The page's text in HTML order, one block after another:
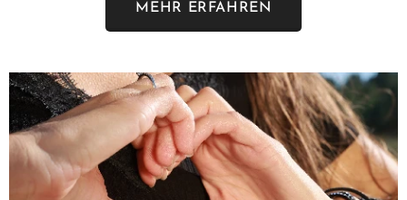
MEHR ERFAHREN